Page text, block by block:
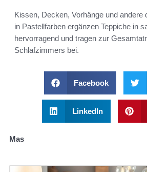
Kissen, Decken, Vorhänge und andere
in Pastellfarben ergänzen Teppiche in
hervorragend und tragen zur
Schlafzimmers bei.
Facebook
LinkedIn
Mas